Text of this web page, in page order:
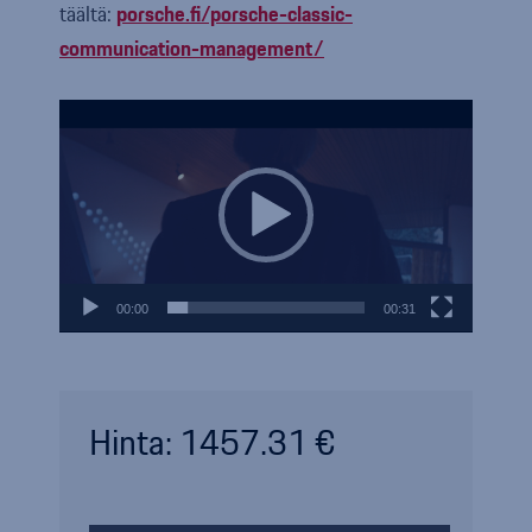
täältä: porsche.fi/porsche-classic-
communication-management/
00:00 00:31
Hinta: 1457.31 €